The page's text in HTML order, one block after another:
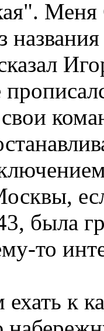
Меня
была
то
к